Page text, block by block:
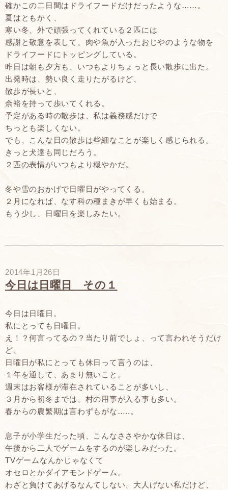
確かこの二日間はドライフードだけだったような……。
夏はともかく、
寒い冬、外で頑張ってくれている２匹には
感謝と敬意を表して、肉や魚が入ったおじやのような物を
ドライフードにトッピングしている。
昨日は朝も夕方も、いつもよりちょっと長い散歩に出た。
出発時は、勢い良く走りたがるけど、
散歩が長いと、
余裕を持って歩いてくれる。
予定がある時の散歩は、私は義務感だけで
ちっとも楽しくない。
でも、こんな日の散歩は些細なことが楽しく感じられる。
きっと犬達も同じだろう。
２匹の表情がいつもより穏やかだ。
冬や雪のおかげで日曜日がやってくる。
２月になれば、なす科の種まきが早くも始まる。
もう少し、日曜日を楽しみたい。
2014年1月26日
今日は日曜日 その１
今日は日曜日。
私にとっても日曜日。
え！？何言ってるの？当たり前でしょ、って言われそうだけ
ど、
日曜日が私にとっても休日って言うのは、
１年を通して、あまり無いこと。
週末はお客様が滞在されていることが多いし、
３月から初冬までは、村の用事が入る事も多い。
春からの農繁期は言わずもがな…..。
息子が小学生だった頃、こんなささやかな休日は、
午後から二人でゲームをするのが楽しみだった。
TVゲームなんかじゃなくて
オセロとかダイアモンドゲーム。
わざと負けてあげるなんてしない、大人げない私だけど、